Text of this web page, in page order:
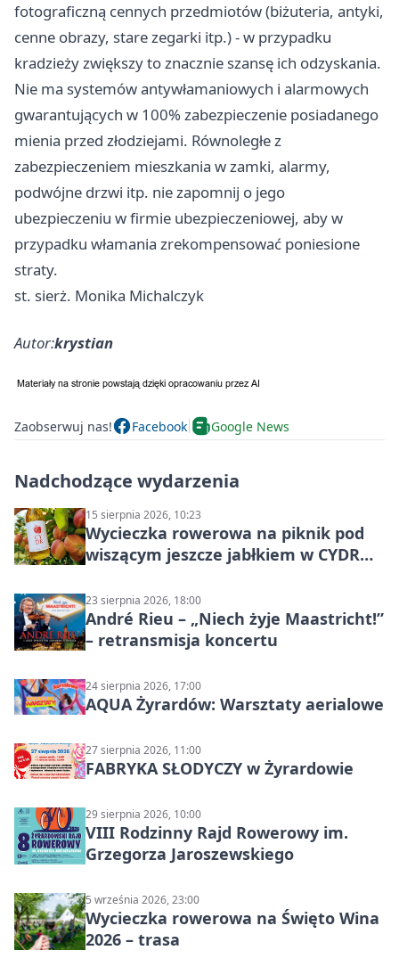
fotograficzną cennych przedmiotów (biżuteria, antyki,
cenne obrazy, stare zegarki itp.) - w przypadku
kradzieży zwiększy to znacznie szansę ich odzyskania.
Nie ma systemów antywłamaniowych i alarmowych
gwarantujących w 100% zabezpieczenie posiadanego
mienia przed złodziejami. Równoległe z
zabezpieczeniem mieszkania w zamki, alarmy,
podwójne drzwi itp. nie zapomnij o jego
ubezpieczeniu w firmie ubezpieczeniowej, aby w
przypadku włamania zrekompensować poniesione
straty.
st. sierż. Monika Michalczyk
Autor:krystian
Zaobserwuj nas! Facebook Google News
Nadchodzące wydarzenia
15 sierpnia 2026, 10:23
Wycieczka rowerowa na piknik pod
wiszącym jeszcze jabłkiem w CYDR
23 sierpnia 2026, 18:00
André Rieu – „Niech żyje Maastricht!”
– retransmisja koncertu
24 sierpnia 2026, 17:00
AQUA Żyrardów: Warsztaty aerialowe
27 sierpnia 2026, 11:00
FABRYKA SŁODYCZY w Żyrardowie
29 sierpnia 2026, 10:00
VIII Rodzinny Rajd Rowerowy im.
Grzegorza Jaroszewskiego
5 września 2026, 23:00
Wycieczka rowerowa na Święto Wina
2026 – trasa